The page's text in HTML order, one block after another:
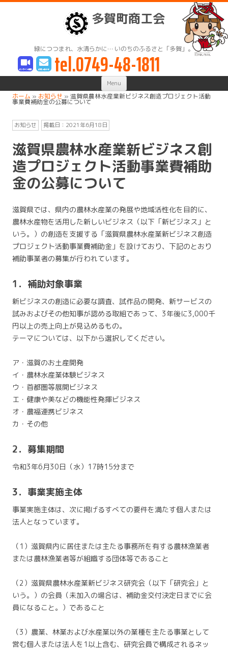
多賀町商工会
緑につつまれ、水清らかに… いのちのふるさと「多賀」。
tel.0749-48-1811
Menu Skip
content
ホーム » お知らせ » 滋賀県農林水産業新ビジネス創造プロジェクト活動
事業費補助金の公募について
お知らせ 掲載日： 2021年6月18日
滋賀県農林水産業新ビジネス創
造プロジェクト活動事業費補助
金の公募について
滋賀県では、県内の農林水産業の発展や地域活性化を目的に、
農林水産物を活用した新しいビジネス（以下「新ビジネス」と
いう。）の創造を支援する「滋賀県農林水産業新ビジネス創造
プロジェクト活動事業費補助金」を設けており、下記のとおり
補助事業者の募集が行われています。
1．補助対象事業
新ビジネスの創造に必要な調査、試作品の開発、新サービスの
試みおよびその他知事が認める取組であって、3年後に3,000千
円以上の売上向上が見込めるもの。
テーマについては、以下から選択してください。
ア・滋賀のお土産開発
イ・農林水産業体験ビジネス
ウ・首都圏等展開ビジネス
エ・健康や美などの機能性発揮ビジネス
オ・農福連携ビジネス
カ・その他
2．募集期間
令和3年6月30日（水）17時15分まで
3．事業実施主体
事業実施主体は、次に掲げるすべての要件を満たす個人または
法人となっています。
（1）滋賀県内に居住または主たる事務所を有する農林漁業者
または農林漁業者等が組織する団体等であること
（2）滋賀県農林水産業新ビジネス研究会（以下「研究会」と
いう。）の会員（未加入の場合は、補助金交付決定日までに会
員になること。）であること
（3）農業、林業および水産業以外の業種を主たる事業として
営む個人または法人を1以上含む、研究会員で構成されるネッ